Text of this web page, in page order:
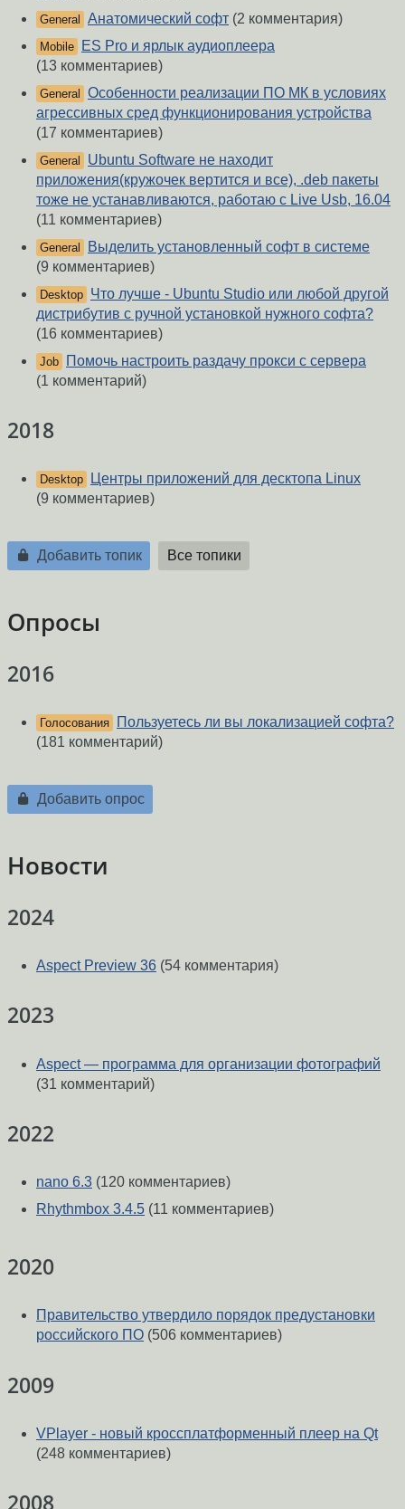
General Анатомический софт (2 комментария)
Mobile
ES Pro и ярлык аудиоплеера
(13 комментариев)
General Особенности реализации ПО МК в условиях
агрессивных сред функционирования устройства
(17 комментариев)
General
Ubuntu Software не находит
приложения(кружочек вертится и все), .deb пакеты
тоже не устанавливаются, работаю с Live Usb, 16.04
(11 комментариев)
General
Выделить установленный софт в системе
(9 комментариев)
Desktop Что лучше - Ubuntu Studio или любой другой
дистрибутив с ручной установкой нужного софта?
(16 комментариев)
Job
Помочь настроить раздачу прокси с сервера
(1 комментарий)
2018
Desktop
Центры приложений для десктопа Linux
(9 комментариев)
Добавить топик Все топики
Опросы
2016
Голосования
Пользуетесь ли вы локализацией софта?
(181 комментарий)
Добавить опрос
Новости
2024
Aspect Preview 36 (54 комментария)
2023
Aspect — программа для организации фотографий
(31 комментарий)
2022
nano 6.3 (120 комментариев)
Rhythmbox 3.4.5 (11 комментариев)
2020
Правительство утвердило порядок предустановки
российского ПО (506 комментариев)
2009
VPlayer - новый кроссплатформенный плеер на Qt
(248 комментариев)
2008